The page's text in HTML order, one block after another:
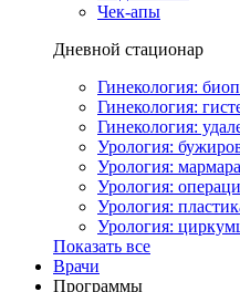
Чек-апы
Дневной стационар
Гинекология:
Гинекология:
Гинекология:
Урология:
Урология:
Урология:
Урология:
Урология:
Показать все
Врачи
Программы